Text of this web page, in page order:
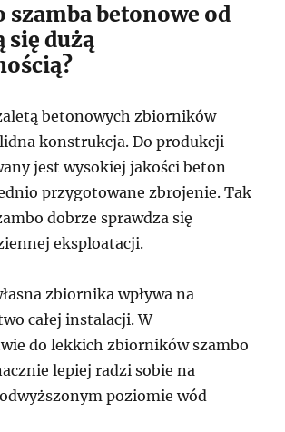
szamba betonowe od
się dużą
betonowych zbiorników
konstrukcja. Do produkcji
jest wysokiej jakości beton
przygotowane zbrojenie. Tak
dobrze sprawdza się
eksploatacji.
zbiornika wpływa na
całej instalacji. W
do lekkich zbiorników szambo
lepiej radzi sobie na
poziomie wód